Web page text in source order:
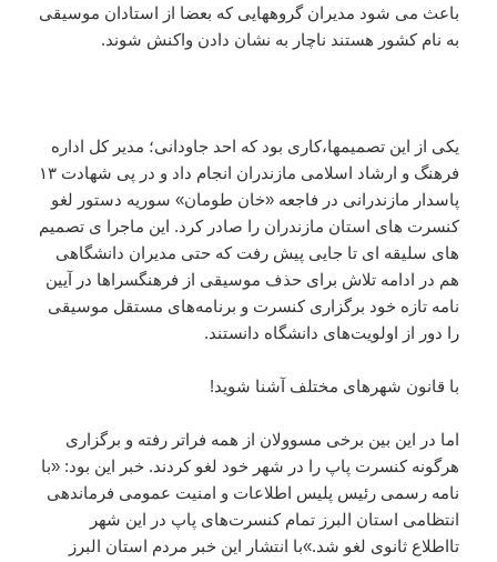
باعث می شود مدیران گروههایی که بعضا از استادان موسیقی
به نام کشور هستند ناچار به نشان دادن واکنش شوند.
یکی از این تصمیمها،کاری بود که احد جاودانی؛ مدیر کل اداره
فرهنگ و ارشاد اسلامی مازندران انجام داد و در پی شهادت ۱۳
پاسدار مازندرانی در فاجعه «خان طومان» سوریه دستور لغو
کنسرت های استان مازندران را صادر کرد. این ماجرا ی تصمیم
های سلیقه ای تا جایی پیش رفت که حتی مدیران دانشگاهی
هم در ادامه تلاش برای حذف موسیقی از فرهنگسراها در آیین
نامه تازه خود برگزاری کنسرت و برنامه‌های مستقل موسیقی
را دور از اولویت‌های دانشگاه دانستند.
با قانون شهرهای مختلف آشنا شوید!
اما در این بین برخی مسوولان از همه فراتر رفته و برگزاری
هرگونه کنسرت پاپ را در شهر خود لغو کردند. خبر این بود: «با
نامه رسمی رئیس پلیس اطلاعات و امنیت عمومی فرماندهی
انتظامی استان البرز تمام کنسرت‌های پاپ در این شهر
تااطلاع ثانوی لغو شد.»با انتشار این خبر مردم استان البرز